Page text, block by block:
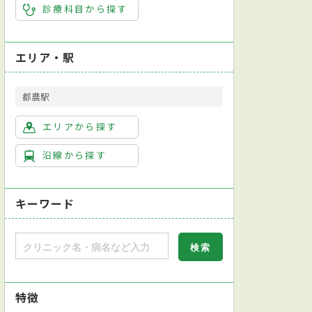
診療科目から探す
エリア・駅
都農駅
エリアから探す
沿線から探す
キーワード
特徴